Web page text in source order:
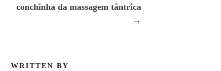
conchinha da massagem tântrica
→
WRITTEN BY